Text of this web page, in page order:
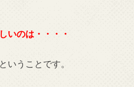
いのは・・・・
いうことです。